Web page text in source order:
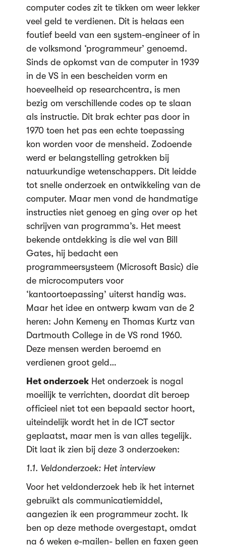
computer codes zit te tikken om weer lekker
veel geld te verdienen. Dit is helaas een
foutief beeld van een system-engineer of in
de volksmond ‘programmeur’ genoemd.
Sinds de opkomst van de computer in 1939
in de VS in een bescheiden vorm en
hoeveelheid op researchcentra, is men
bezig om verschillende codes op te slaan
als instructie. Dit brak echter pas door in
1970 toen het pas een echte toepassing
kon worden voor de mensheid. Zodoende
werd er belangstelling getrokken bij
natuurkundige wetenschappers. Dit leidde
tot snelle onderzoek en ontwikkeling van de
computer. Maar men vond de handmatige
instructies niet genoeg en ging over op het
schrijven van programma’s. Het meest
bekende ontdekking is die wel van Bill
Gates, hij bedacht een
programmeersysteem (Microsoft Basic) die
de microcomputers voor
‘kantoortoepassing’ uiterst handig was.
Maar het idee en ontwerp kwam van de 2
heren: John Kemeny en Thomas Kurtz van
Dartmouth College in de VS rond 1960.
Deze mensen werden beroemd en
verdienen groot geld…
Het onderzoekHet onderzoek is nogal
moeilijk te verrichten, doordat dit beroep
officieel niet tot een bepaald sector hoort,
uiteindelijk wordt het in de ICT sector
geplaatst, maar men is van alles tegelijk.
Dit laat ik zien bij deze 3 onderzoeken:
1.1. Veldonderzoek: Het interview
Voor het veldonderzoek heb ik het internet
gebruikt als communicatiemiddel,
aangezien ik een programmeur zocht. Ik
ben op deze methode overgestapt, omdat
na 6 weken e-mailen- bellen en faxen geen